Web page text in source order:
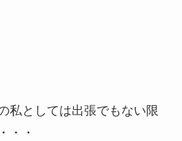
私としては出張でもない限
・・